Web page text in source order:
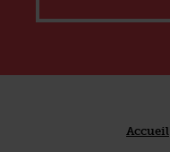
Accueil